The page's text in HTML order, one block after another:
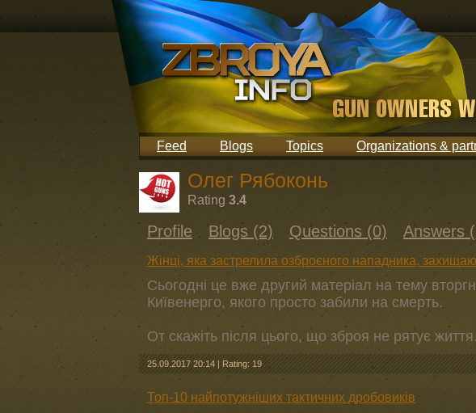
Feed Blogs Topics Organizations &
Олег Рябоконь
Rating 3.4
Profile Blogs (2) Questions (0) Answers
Жінці, яка застрелила озброєного нападника,
Сьогодні це вже другий матеріал на тему
Київенерго, якого просто забили на смерть.
От скажіть після цього, що зброя не рятує життя.
25.09.2017 20:14 | Rating: 19
Топ-10 найпотужніших тактичних дробовиків